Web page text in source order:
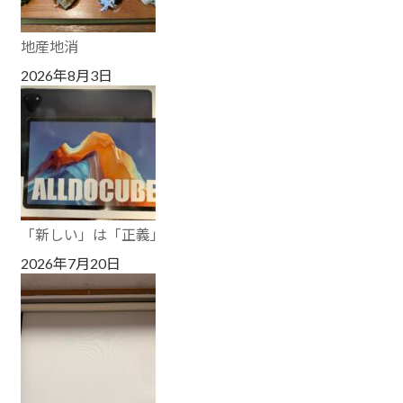
地産地消
2026年8月3日
「新しい」は「正義」
2026年7月20日